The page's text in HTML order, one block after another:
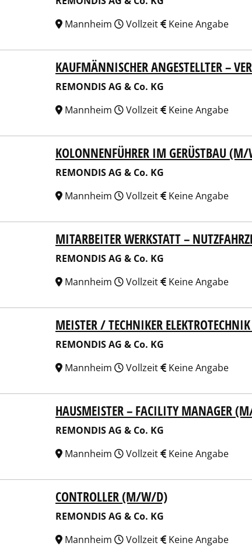
Mannheim
Vollzeit Keine Angabe
AG & Co. KG
KAUFMÄNNISCHER ANGESTELLTER –
REMONDIS AG & Co. KG
Mannheim
Vollzeit Keine Angabe
AG & Co. KG
KOLONNENFÜHRER IM GERÜSTBAU
REMONDIS AG & Co. KG
Mannheim
Vollzeit Keine Angabe
AG & Co. KGMITARBEITER WERKSTATT –
REMONDIS AG & Co. KG
Mannheim
Vollzeit Keine Angabe
AG & Co. KG
MEISTER / TECHNIKER
REMONDIS AG & Co. KG
Mannheim
Vollzeit Keine Angabe
AG & Co. KGHAUSMEISTER – FACILITY MANAGER
REMONDIS AG & Co. KG
Mannheim
Vollzeit Keine Angabe
AG & Co. KG
CONTROLLER (M/W/D)
REMONDIS AG & Co. KG
Mannheim
Vollzeit Keine Angabe